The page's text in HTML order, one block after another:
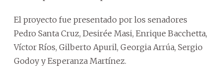
El proyecto fue presentado por los senadores
Pedro Santa Cruz, Desirée Masi, Enrique Bacchetta,
Víctor Ríos, Gilberto Apuril, Georgia Arrúa, Sergio
Godoy y Esperanza Martínez.